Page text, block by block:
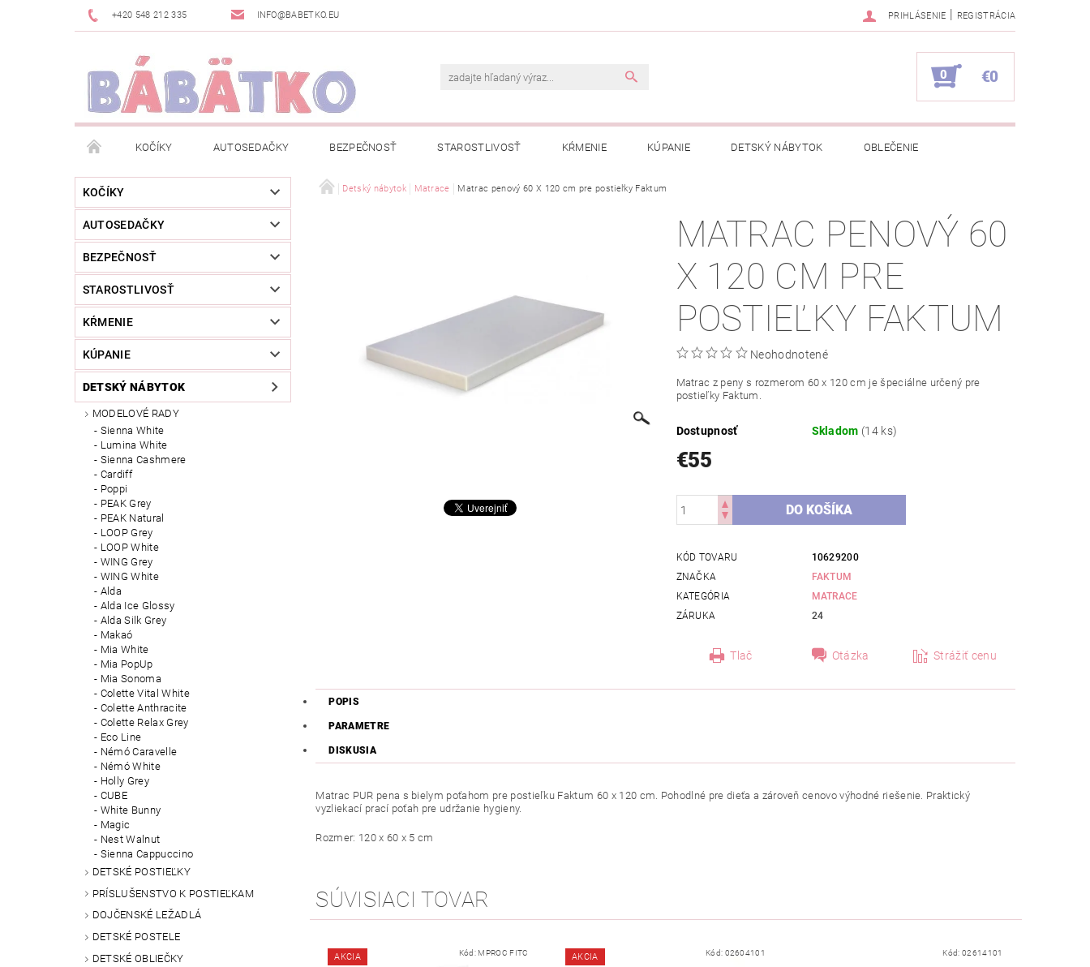
+420 548 212 335 INFO@BABETKO.EU PRIHLÁSENIE | REGISTRÁCIA
0 €0
KOČÍKY AUTOSEDAČKY BEZPEČNOSŤ STAROSTLIVOSŤ KŔMENIE KÚPANIE DETSKÝ NÁBYTOK OBLEČENIE
DOGSPACE POSLEDNÁ ŠANCA OBCHODNÉ PODMIENKY OCHRANA OSOBNÝCH ÚDAJOV
NOVINKY
KOČÍKY
AUTOSEDAČKY
BEZPEČNOSŤ
STAROSTLIVOSŤ
KŔMENIE
KÚPANIE
DETSKÝ NÁBYTOK
MODELOVÉ RADY
Sienna White
Lumina White
Sienna Cashmere
Cardiff
Poppi
PEAK Grey
PEAK Natural
LOOP Grey
LOOP White
WING Grey
WING White
Alda
Alda Ice Glossy
Alda Silk Grey
Makaó
Mia White
Mia PopUp
Mia Sonoma
Colette Vital White
Colette Anthracite
Colette Relax Grey
Eco Line
Némó Caravelle
Némó White
Holly Grey
CUBE
White Bunny
Magic
Nest Walnut
Sienna Cappuccino
DETSKÉ POSTIEĽKY
PRÍSLUŠENSTVO K POSTIEĽKAM
DOJČENSKÉ LEŽADLÁ
DETSKÉ POSTELE
DETSKÉ OBLIEČKY
Detský nábytok Matrace Matrac penový 60 X 120 cm pre postieľky Faktum
MATRAC PENOVÝ 60
X 120 CM PRE
POSTIEĽKY FAKTUM
Neohodnotené
Matrac z peny s rozmerom 60 x 120 cm je špeciálne určený pre
postieľky Faktum.
Dostupnosť Skladom (14 ks)
€55
KÓD TOVARU
10629200
ZNAČKA
FAKTUM
KATEGÓRIA
MATRACE
ZÁRUKA
24
Tlač Otázka Strážiť cenu
POPIS
PARAMETRE
DISKUSIA
Matrac PUR pena s bielym poťahom pre postieľku Faktum 60 x 120 cm. Pohodlné pre dieťa a zároveň cenovo výhodné riešenie. Praktický
vyzliekací prací poťah pre udržanie hygieny.
Rozmer: 120 x 60 x 5 cm
SÚVISIACI TOVAR
AKCIA Kód: MPROC FITC AKCIA Kód: 02604101 Kód:02614101